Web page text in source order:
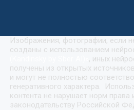
Изображения, фотографии, если
созданы с использованием
, иных
получены из открытых
и могут не полностью
генеративного характера.
контента не нарушает норм права
законодательству Российской